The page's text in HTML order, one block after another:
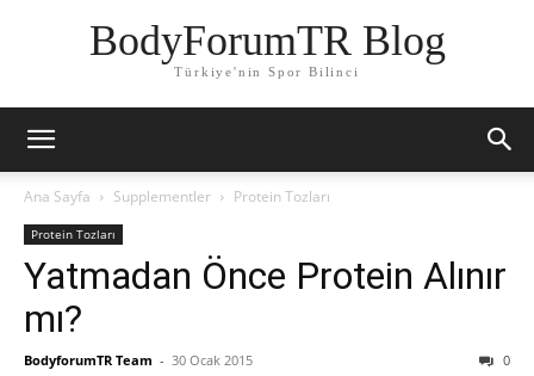
BodyForumTR Blog
Türkiye'nin Spor Bilinci
Ana Sayfa Supplementler Protein Tozları
Protein Tozları
Yatmadan Önce Protein Alınır
mı?
BodyforumTR Team - 30 Ocak 2015 0